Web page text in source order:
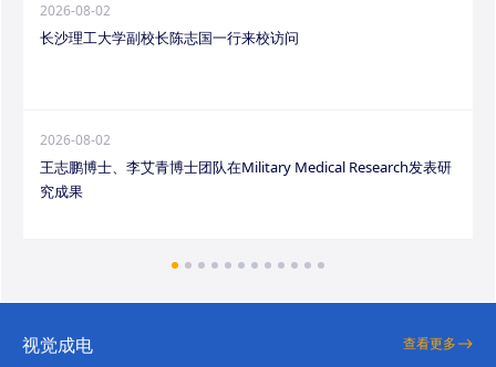
2026-08-02
长沙理工大学副校长陈志国一行来校访问
2026-08-02
王志鹏博士、李艾青博士团队在Military Medical Research发表研
究成果
视觉成电 查看更多